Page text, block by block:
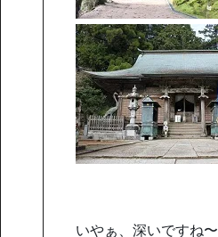
いやぁ、深いですね〜